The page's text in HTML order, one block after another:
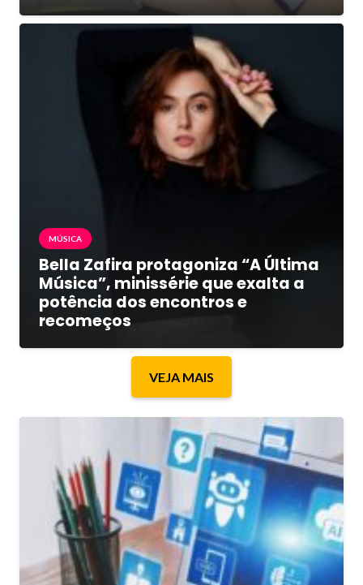
MÚSICA
Bella Zafira protagoniza “A Última
Música”, minissérie que exalta a
potência dos encontros e
recomeços
VEJA MAIS